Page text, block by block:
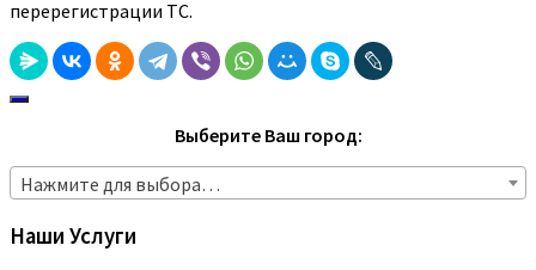
перерегистрации ТС.
Выберите Ваш город:
Нажмите для выбора…
Наши Услуги